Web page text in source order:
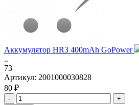
Аккумулятор HR3 400mAh GoPower
..
73
Артикул: 2001000030828
80 ₽
-
+